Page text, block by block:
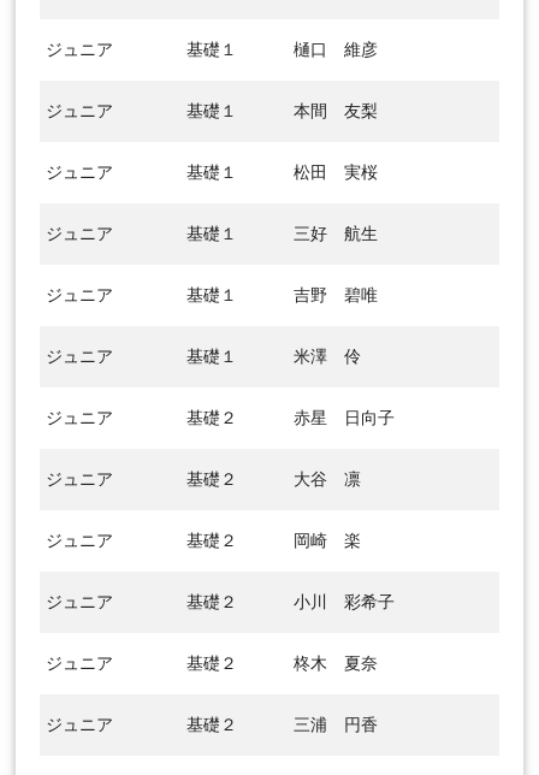
ジュニア 基礎１ 樋口 維彦
ジュニア 基礎１ 本間 友梨
ジュニア 基礎１ 松田 実桜
ジュニア 基礎１ 三好 航生
ジュニア 基礎１ 吉野 碧唯
ジュニア 基礎１ 米澤 伶
ジュニア 基礎２ 赤星 日向子
ジュニア 基礎２ 大谷 凛
ジュニア 基礎２ 岡崎 楽
ジュニア 基礎２ 小川 彩希子
ジュニア 基礎２ 柊木 夏奈
ジュニア 基礎２ 三浦 円香